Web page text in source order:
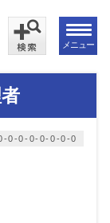
メニュー
0-0-0-0-0-0-0